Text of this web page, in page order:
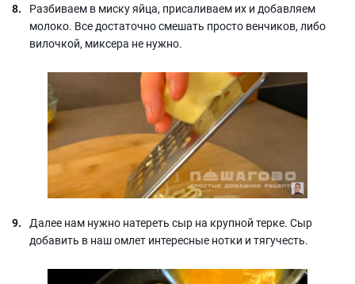
Разбиваем в миску яйца, присаливаем их и добавляем
молоко. Все достаточно смешать просто венчиков, либо
вилочкой, миксера не нужно.
Далее нам нужно натереть сыр на крупной терке. Сыр
добавить в наш омлет интересные нотки и тягучесть.